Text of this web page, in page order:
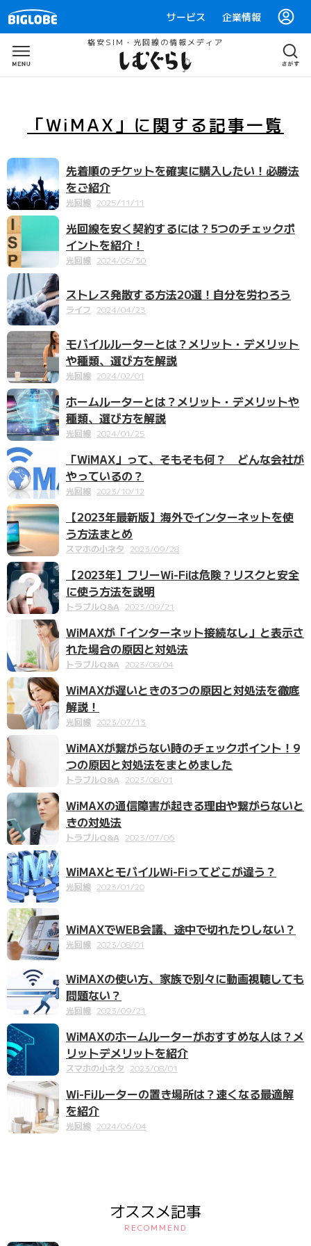
サービス 企業情報
格安SIM・光回線の情報メディア
「WiMAX」 に関する記事一覧
先着順のチケットを確実に購入したい！必勝法
をご紹介
光回線 2025/11/11
光回線を安く契約するには？5つのチェックポ
イントを紹介！
光回線 2024/05/30
ストレス発散する方法20選！自分を労わろう
ライフ 2024/04/23
モバイルルーターとは？メリット・デメリット
や種類、選び方を解説
光回線 2024/02/01
ホームルーターとは？メリット・デメリットや
種類、選び方を解説
光回線 2024/01/25
「WiMAX」って、そもそも何？ どんな会社が
やっているの？
光回線 2023/10/12
【2023年最新版】海外でインターネットを使
う方法まとめ
スマホの小ネタ 2023/09/28
【2023年】フリーWi-Fiは危険？リスクと安全
に使う方法を説明
トラブルQ&A 2023/09/21
WiMAXが「インターネット接続なし」と表示さ
れた場合の原因と対処法
トラブルQ&A 2023/08/04
WiMAXが遅いときの3つの原因と対処法を徹底
解説！
光回線 2023/07/13
WiMAXが繋がらない時のチェックポイント！9
つの原因と対処法をまとめました
トラブルQ&A 2023/08/01
WiMAXの通信障害が起きる理由や繋がらないと
きの対処法
トラブルQ&A 2023/07/06
WiMAXとモバイルWi-Fiってどこが違う？
光回線 2023/01/20
WiMAXでWEB会議、途中で切れたりしない？
光回線 2023/08/01
WiMAXの使い方、家族で別々に動画視聴しても
問題ない？
光回線 2023/09/21
WiMAXのホームルーターがおすすめな人は？メ
リットデメリットを紹介
スマホの小ネタ 2023/08/01
Wi-Fiルーターの置き場所は？速くなる最適解
を紹介
光回線 2024/06/04
オススメ記事
RECOMMEND